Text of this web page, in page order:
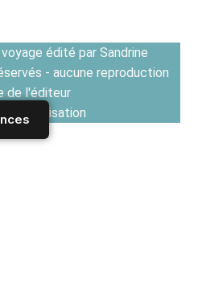
édité par Sandrine
- aucune reproduction
de l'éditeur
d'utilisation